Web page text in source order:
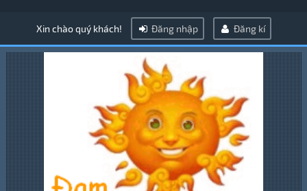
Xin chào quý khách! Đăng nhập Đăng kí